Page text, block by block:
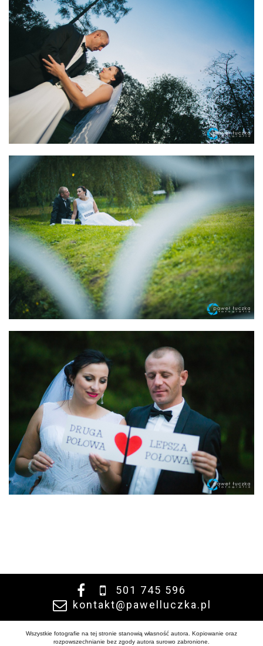
501 745 596
kontakt@pawelluczka.pl
Wszystkie fotografie na tej stronie stanowią własność autora. Kopiowanie oraz
rozpowszechnianie bez zgody autora surowo zabronione.